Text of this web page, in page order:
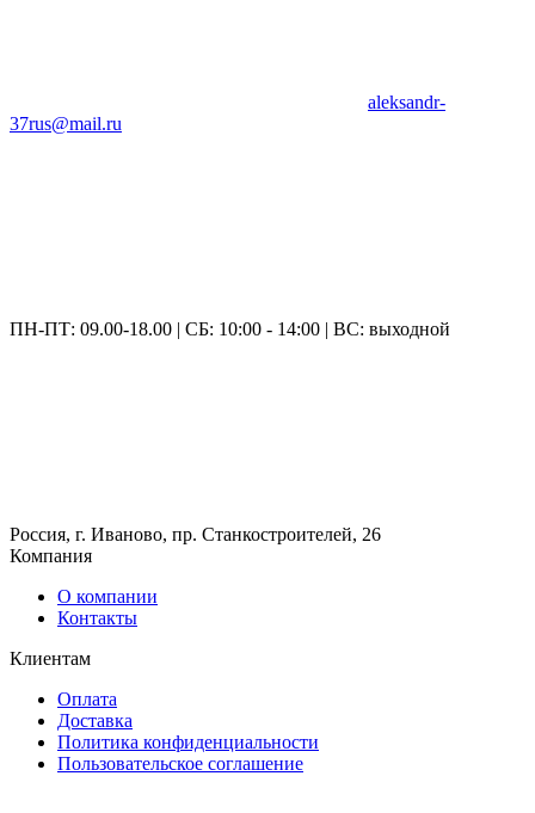
aleksandr-
37rus@mail.ru
ПН-ПТ: 09.00-18.00 | СБ: 10:00 - 14:00 | ВС: выходной
Россия, г. Иваново, пр. Станкостроителей, 26
Компания
О компании
Контакты
Клиентам
Оплата
Доставка
Политика конфиденциальности
Пользовательское соглашение